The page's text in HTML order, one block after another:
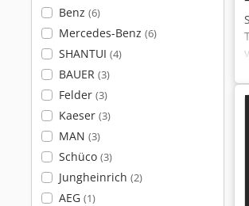
Benz (6)
Mercedes-Benz (6)
SHANTUI (4)
BAUER (3)
Felder (3)
Kaeser (3)
MAN (3)
Schüco (3)
Jungheinrich (2)
AEG (1)